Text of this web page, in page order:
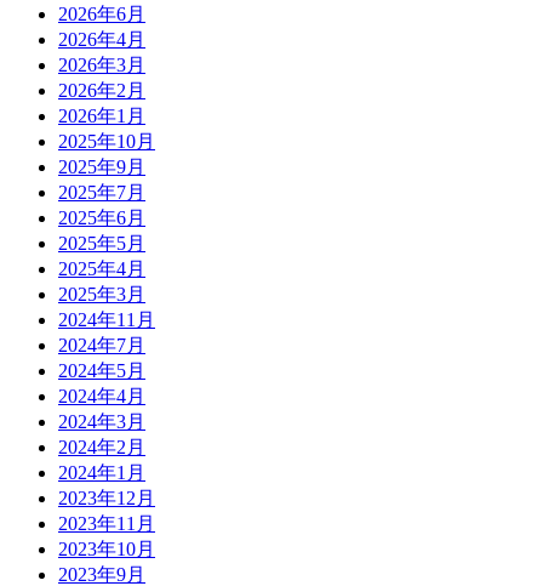
2026年6月
2026年4月
2026年3月
2026年2月
2026年1月
2025年10月
2025年9月
2025年7月
2025年6月
2025年5月
2025年4月
2025年3月
2024年11月
2024年7月
2024年5月
2024年4月
2024年3月
2024年2月
2024年1月
2023年12月
2023年11月
2023年10月
2023年9月